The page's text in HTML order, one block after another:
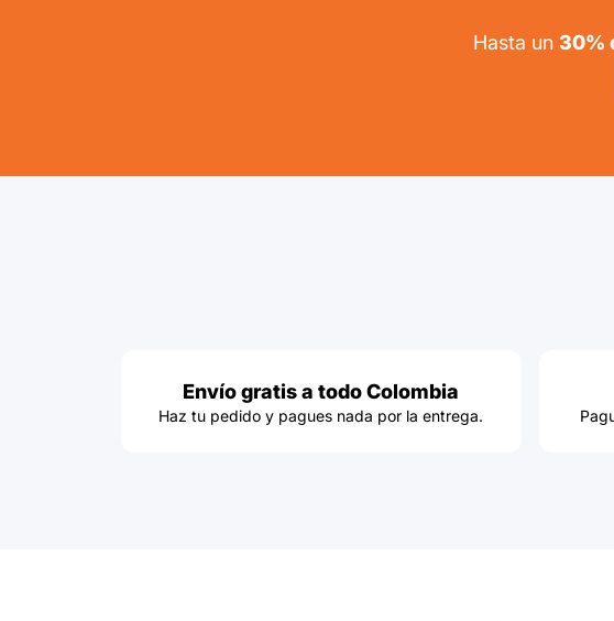
Hasta un 30%
Envío gratis a todo Colombia
Haz tu pedido y pagues nada por la entrega.